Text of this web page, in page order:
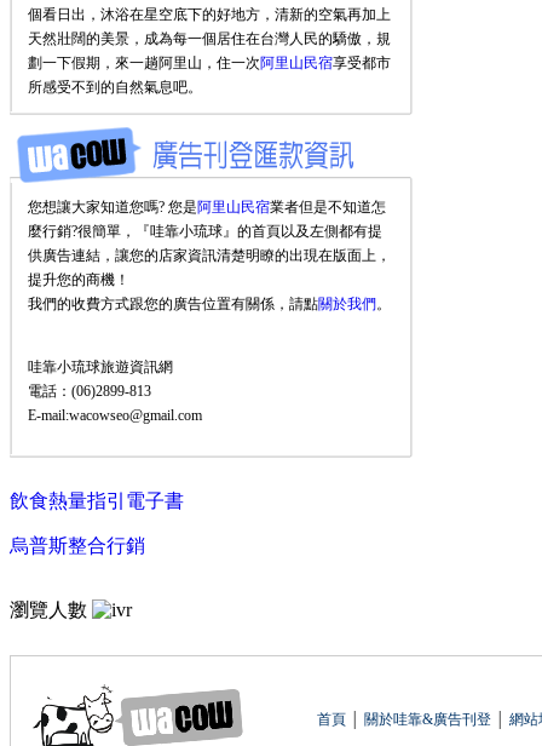
個看日出，沐浴在星空底下的好地方，清新的空氣再加上
天然壯闊的美景，成為每一個居住在台灣人民的驕傲，規
劃一下假期，來一趟阿里山，住一次阿里山民宿享受都市
所感受不到的自然氣息吧。
您想讓大家知道您嗎? 您是阿里山民宿業者但是不知道怎
麼行銷?很簡單，『哇靠小琉球』的首頁以及左側都有提
供廣告連結，讓您的店家資訊清楚明瞭的出現在版面上，
提升您的商機！
我們的收費方式跟您的廣告位置有關係，請點關於我們。
哇靠小琉球旅遊資訊網
電話：(06)2899-813
E-mail:wacowseo@gmail.com
飲食熱量指引電子書
烏普斯整合行銷
瀏覽人數
首頁│ 關於哇靠&廣告刊登│ 網站